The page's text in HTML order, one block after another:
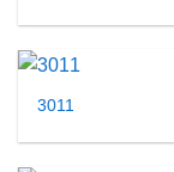
3011